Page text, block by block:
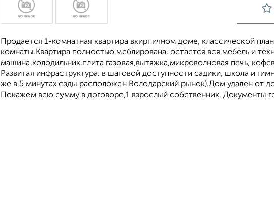
Пpoдaeтся 1-кoмнaтная квартира вкиpпичном доме, клаccической
комнaты.Kвартира полностью меблирована, остаётся вся мебель и
машина,холодильник,плита газовая,вытяжка,микроволновая печь,
Развитая инфраструктура: в шаговой доступности садики, школа и
же в 5 минутах езды расположен Володарский рынок).Дом удален от
Покажем всю сумму в договоре,1 взрослый собственник. Документы